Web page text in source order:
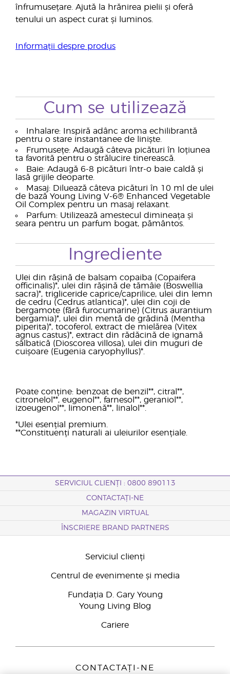
înfrumusețare. Ajută la hrănirea pielii și oferă
tenului un aspect curat și luminos.
Informații despre produs
Cum se utilizează
Inhalare: Inspiră adânc aroma echilibrantă
pentru o stare instantanee de liniște.
Frumusețe: Adaugă câteva picături în loțiunea
ta favorită pentru o strălucire tinerească.
Baie: Adaugă 6-8 picături într-o baie caldă și
lasă grijile deoparte.
Masaj: Diluează câteva picături în 10 ml de ulei
de bază Young Living V-6® Enhanced Vegetable
Oil Complex pentru un masaj relaxant.
Parfum: Utilizează amestecul dimineața și
seara pentru un parfum bogat, pământos.
Ingrediente
Ulei din rășină de balsam copaiba (Copaifera
officinalis)*, ulei din rășină de tămâie (Boswellia
sacra)*, trigliceride caprice/caprilice, ulei din lemn
de cedru (Cedrus atlantica)*, ulei din coji de
bergamote (fără furocumarine) (Citrus aurantium
bergamia)*, ulei din mentă de grădină (Mentha
piperita)*, tocoferol, extract de mielărea (Vitex
agnus castus)*, extract din rădăcină de ignamă
sălbatică (Dioscorea villosa), ulei din muguri de
cuișoare (Eugenia caryophyllus)*.
Poate conține: benzoat de benzil**, citral**,
citronelol**, eugenol**, farnesol**, geraniol**,
izoeugenol**, limonenă**, linalol**.
*Ulei esențial premium.
**Constituenți naturali ai uleiurilor esențiale.
SERVICIUL CLIENȚI : 0800 890113
CONTACTAȚI-NE
MAGAZIN VIRTUAL
ÎNSCRIERE BRAND PARTNERS
Serviciul clienți
Centrul de evenimente și media
Fundația D. Gary Young
Young Living Blog
Cariere
CONTACTAȚI-NE